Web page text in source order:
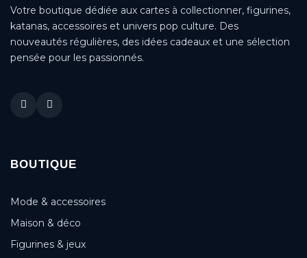
Votre boutique dédiée aux cartes à collectionner, figurines,
katanas, accessoires et univers pop culture. Des
nouveautés régulières, des idées cadeaux et une sélection
pensée pour les passionnés.
BOUTIQUE
Mode & accessoires
Maison & déco
Figurines & jeux